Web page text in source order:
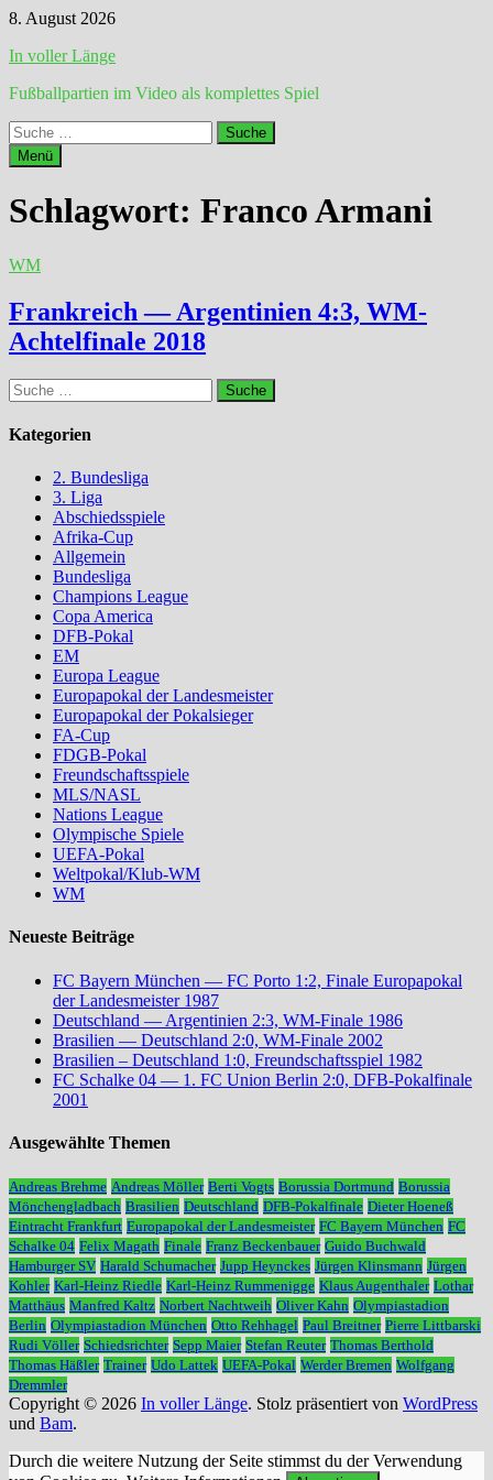
Zum
springen
8. August 2026
In voller Länge
Fußballpartien im Video als komplettes Spiel
Suche
nach:
Menü
Schlagwort: Franco Armani
WM
Frankreich — Argentinien 4:3, WM-
Achtelfinale 2018
Suche
nach:
Kategorien
2. Bundesliga
3. Liga
Abschiedsspiele
Afrika-Cup
Allgemein
Bundesliga
Champions League
Copa America
DFB-Pokal
EM
Europa League
Europapokal der Landesmeister
Europapokal der Pokalsieger
FA-Cup
FDGB-Pokal
Freundschaftsspiele
MLS/NASL
Nations League
Olympische Spiele
UEFA-Pokal
Weltpokal/Klub-WM
WM
Neueste Beiträge
FC Bayern München — FC Porto 1:2, Finale Europapokal
der Landesmeister 1987
Deutschland — Argentinien 2:3, WM-Finale 1986
Brasilien — Deutschland 2:0, WM-Finale 2002
Brasilien – Deutschland 1:0, Freundschaftsspiel 1982
FC Schalke 04 — 1. FC Union Berlin 2:0, DFB-Pokalfinale
2001
Ausgewählte Themen
Andreas Brehme Andreas Möller Berti Vogts Borussia Dortmund Borussia
Mönchengladbach Brasilien Deutschland DFB-Pokalfinale Dieter Hoeneß
Eintracht Frankfurt Europapokal der Landesmeister FC Bayern München FC
Schalke 04 Felix Magath Finale Franz Beckenbauer Guido Buchwald
Hamburger SV Harald Schumacher Jupp Heynckes Jürgen Klinsmann Jürgen
Kohler Karl-Heinz Riedle Karl-Heinz Rummenigge Klaus Augenthaler Lothar
Matthäus Manfred Kaltz Norbert Nachtweih Oliver Kahn Olympiastadion
Berlin Olympiastadion München Otto Rehhagel Paul Breitner Pierre Littbarski
Rudi Völler Schiedsrichter Sepp Maier Stefan Reuter Thomas Berthold
Thomas Häßler Trainer Udo Lattek UEFA-Pokal Werder Bremen Wolfgang
Dremmler
Copyright © 2026 In voller Länge. Stolz präsentiert von WordPress
und Bam.
Durch die weitere Nutzung der Seite stimmst du der Verwendung